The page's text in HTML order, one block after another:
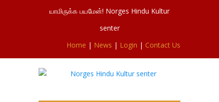
யாமிருக்க பயமேன்! Norges Hindu Kultur
senter
Home | News | Login | Contact Us